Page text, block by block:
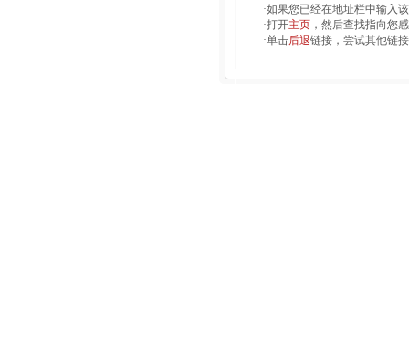
·如果您已经在地址栏中输入
·打开主页 ，然后查找指向您
·单击后退链接，尝试其他链